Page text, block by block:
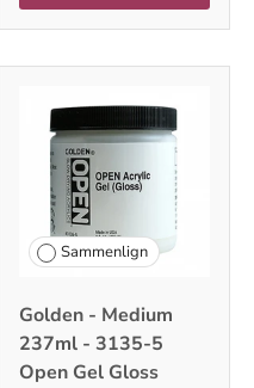
Sammenlign
Golden - Medium
237ml - 3135-5
Open Gel Gloss